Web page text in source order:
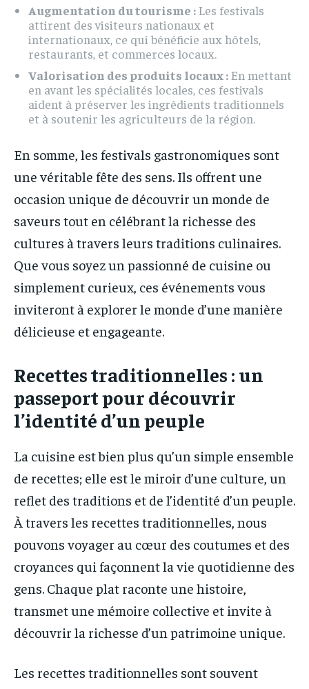
Augmentation du tourisme :Les festivals
attirent des visiteurs nationaux et
internationaux, ce qui bénéficie aux hôtels,
restaurants, et commerces locaux.
Valorisation des produits locaux :En mettant
en avant les spécialités locales, ces festivals
aident à préserver les ingrédients traditionnels
et à soutenir les agriculteurs de la région.
En somme, les festivals gastronomiques sont
une véritable fête des sens. Ils offrent une
occasion unique de découvrir un monde de
saveurs tout en célébrant la richesse des
cultures à travers leurs traditions culinaires.
Que vous soyez un passionné de cuisine ou
simplement curieux, ces événements vous
inviteront à explorer le monde d’une manière
délicieuse et engageante.
Recettes traditionnelles : un
passeport pour découvrir
l’identité d’un peuple
La cuisine est bien plus qu’un simple ensemble
de recettes; elle est le miroir d’une culture, un
reflet des traditions et de l’identité d’un peuple.
À travers les recettes traditionnelles, nous
pouvons voyager au cœur des coutumes et des
croyances qui façonnent la vie quotidienne des
gens. Chaque plat raconte une histoire,
transmet une mémoire collective et invite à
découvrir la richesse d’un patrimoine unique.
Les recettes traditionnelles sont souvent